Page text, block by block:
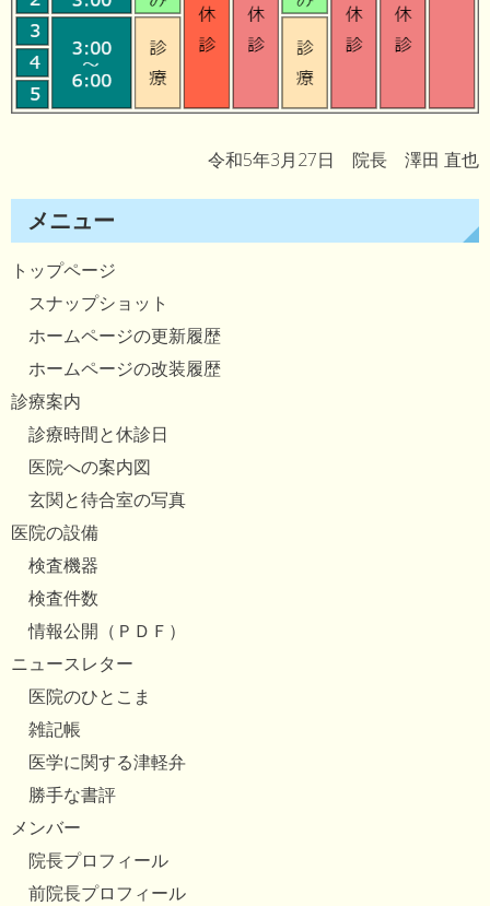
令和5年3月27日 院長 澤田 直也
メニュー
トップページ
スナップショット
ホームページの更新履歴
ホームページの改装履歴
診療案内
診療時間と休診日
医院への案内図
玄関と待合室の写真
医院の設備
検査機器
検査件数
情報公開（ＰＤＦ）
ニュースレター
医院のひとこま
雑記帳
医学に関する津軽弁
勝手な書評
メンバー
院長プロフィール
前院長プロフィール